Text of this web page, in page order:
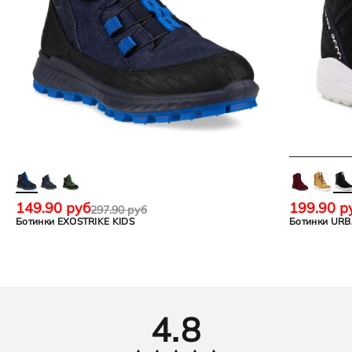
Страна бренда
Дания
Ботинки EXOSTRIKE KIDS
297.90 руб
149.90 руб
Ботинки
199.90
4.8